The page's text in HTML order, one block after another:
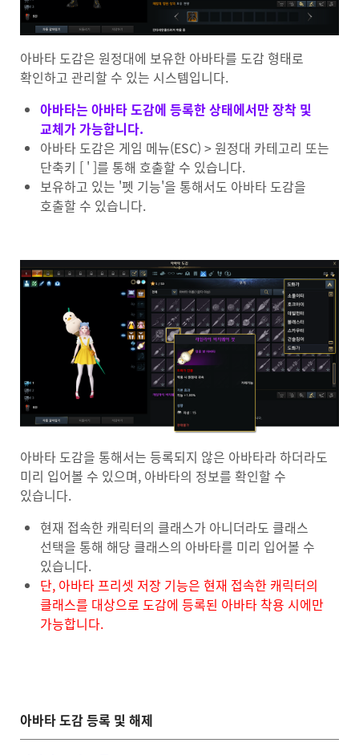
아바타 도감은 원정대에 보유한 아바타를 도감 형태로
확인하고 관리할 수 있는 시스템입니다.
아바타는 아바타 도감에 등록한 상태에서만 장착 및
교체가 가능합니다.
아바타 도감은 게임 메뉴(ESC) > 원정대 카테고리 또는
단축키 [ ' ]를 통해 호출할 수 있습니다.
보유하고 있는 '펫 기능'을 통해서도 아바타 도감을
호출할 수 있습니다.
아바타 도감을 통해서는 등록되지 않은 아바타라 하더라도
미리 입어볼 수 있으며, 아바타의 정보를 확인할 수
있습니다.
현재 접속한 캐릭터의 클래스가 아니더라도 클래스
선택을 통해 해당 클래스의 아바타를 미리 입어볼 수
있습니다.
단, 아바타 프리셋 저장 기능은 현재 접속한 캐릭터의
클래스를 대상으로 도감에 등록된 아바타 착용 시에만
가능합니다.
아바타 도감 등록 및 해제